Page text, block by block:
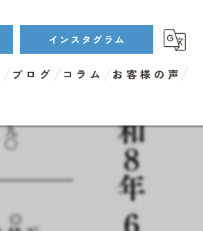
インスタグラム
ブログ コラム お客様の声